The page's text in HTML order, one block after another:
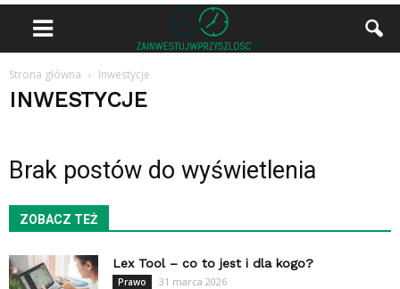
Strona główna Inwestycje
INWESTYCJE
Brak postów do wyświetlenia
ZOBACZ TEŻ
Lex Tool – co to jest i dla kogo?
Prawo 31 marca 2026